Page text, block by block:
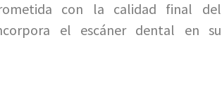
con la calidad final del
el escáner dental en su